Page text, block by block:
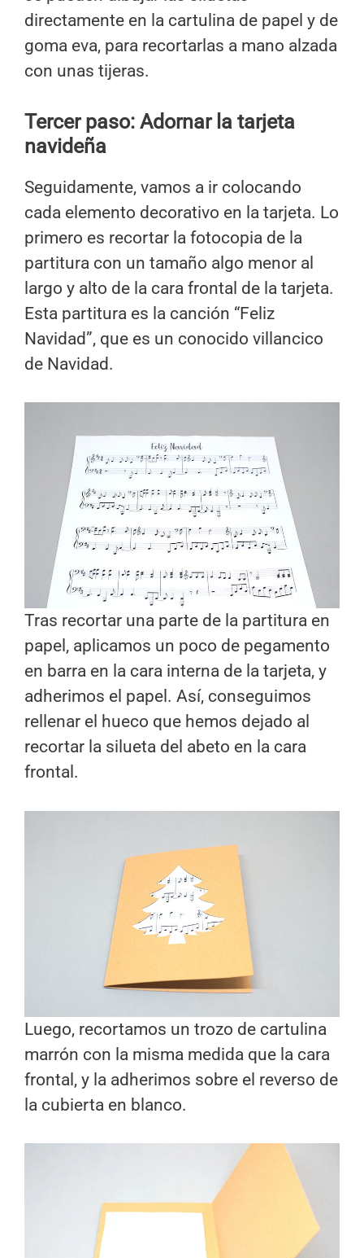
directamente en la cartulina de papel y de
goma eva, para recortarlas a mano alzada
con unas tijeras.
Tercer paso: Adornar la tarjeta
navideña
Seguidamente, vamos a ir colocando
cada elemento decorativo en la tarjeta. Lo
primero es recortar la fotocopia de la
partitura con un tamaño algo menor al
largo y alto de la cara frontal de la tarjeta.
Esta partitura es la canción “Feliz
Navidad”, que es un conocido villancico
de Navidad.
Tras recortar una parte de la partitura en
papel, aplicamos un poco de pegamento
en barra en la cara interna de la tarjeta, y
adherimos el papel. Así, conseguimos
rellenar el hueco que hemos dejado al
recortar la silueta del abeto en la cara
frontal.
Luego, recortamos un trozo de cartulina
marrón con la misma medida que la cara
frontal, y la adherimos sobre el reverso de
la cubierta en blanco.